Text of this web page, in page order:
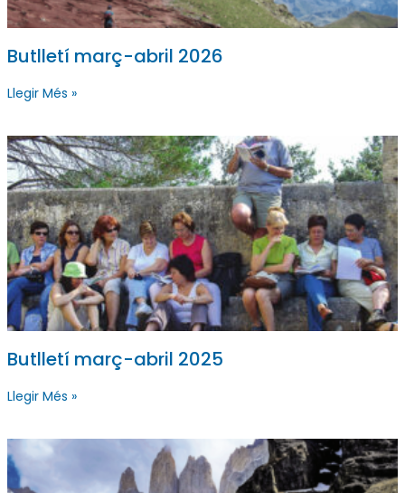
Butlletí març-abril 2026
Llegir Més »
Butlletí març-abril 2025
Llegir Més »